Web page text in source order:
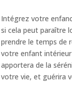
Intégrez votre
si cela peut paraître
prendre le temps de
votre enfant
apportera de la
votre vie, et guérira